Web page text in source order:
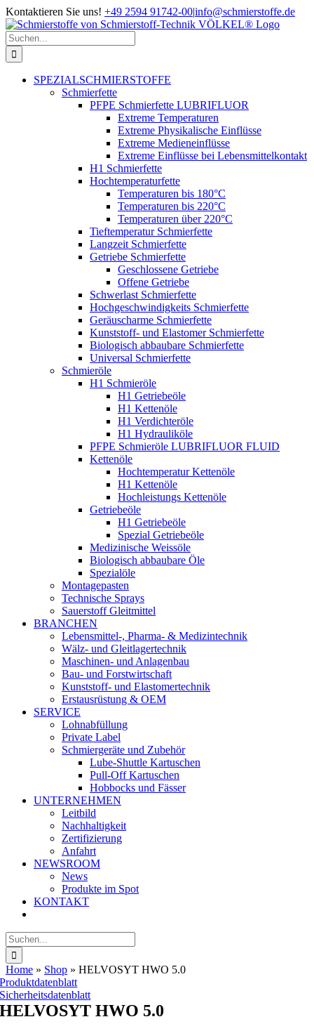
Zum
Inhalt
springen
Kontaktieren Sie uns! +49 2594 91742-00|info@schmierstoffe.de
Suche
nach:
SPEZIALSCHMIERSTOFFE
Schmierfette
PFPE Schmierfette LUBRIFLUOR
Extreme Temperaturen
Extreme Physikalische Einflüsse
Extreme Medieneinflüsse
Extreme Einflüsse bei Lebensmittelkontakt
H1 Schmierfette
Hochtemperaturfette
Temperaturen bis 180°C
Temperaturen bis 220°C
Temperaturen über 220°C
Tieftemperatur Schmierfette
Langzeit Schmierfette
Getriebe Schmierfette
Geschlossene Getriebe
Offene Getriebe
Schwerlast Schmierfette
Hochgeschwindigkeits Schmierfette
Geräuscharme Schmierfette
Kunststoff- und Elastomer Schmierfette
Biologisch abbaubare Schmierfette
Universal Schmierfette
Schmieröle
H1 Schmieröle
H1 Getriebeöle
H1 Kettenöle
H1 Verdichteröle
H1 Hydrauliköle
PFPE Schmieröle LUBRIFLUOR FLUID
Kettenöle
Hochtemperatur Kettenöle
H1 Kettenöle
Hochleistungs Kettenöle
Getriebeöle
H1 Getriebeöle
Spezial Getriebeöle
Medizinische Weissöle
Biologisch abbaubare Öle
Spezialöle
Montagepasten
Technische Sprays
Sauerstoff Gleitmittel
BRANCHEN
Lebensmittel-, Pharma- & Medizintechnik
Wälz- und Gleitlagertechnik
Maschinen- und Anlagenbau
Bau- und Forstwirtschaft
Kunststoff- und Elastomertechnik
Erstausrüstung & OEM
SERVICE
Lohnabfüllung
Private Label
Schmiergeräte und Zubehör
Lube-Shuttle Kartuschen
Pull-Off Kartuschen
Hobbocks und Fässer
UNTERNEHMEN
Leitbild
Nachhaltigkeit
Zertifizierung
Anfahrt
NEWSROOM
News
Produkte im Spot
KONTAKT
Suche
nach:
Home » Shop » HELVOSYT HWO 5.0
Produktdatenblatt
Sicherheitsdatenblatt
HELVOSYT HWO 5.0